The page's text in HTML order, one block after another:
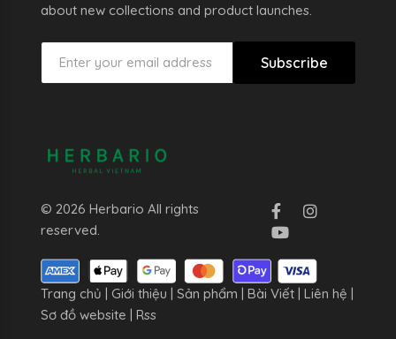
about new collections and product launches.
Subscribe
© 2026 Herbario All rights
reserved.
Trang chủ Giới thiệu Sản phẩm Bài Viết Liên hệ
Sơ đồ website
Rss